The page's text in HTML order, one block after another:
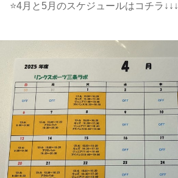
⭐️4月と5月のスケジュールはコチラ↓↓↓